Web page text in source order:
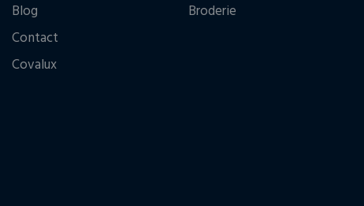
Blog
Contact
Covalux
Broderie